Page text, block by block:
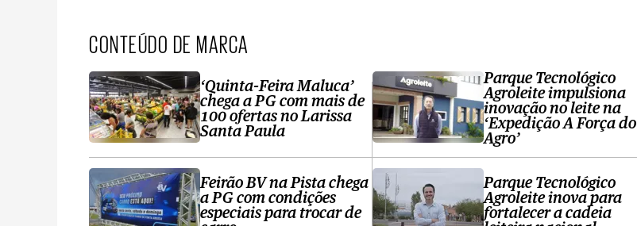
CONTEÚDO DE MARCA
‘Quinta-Feira Maluca’
chega a PG com mais de
100 ofertas no Larissa
Santa Paula
Feirão BV na Pista chega
a PG com condições
especiais para trocar de
Parque Tecnológico
Agroleite impulsiona
inovação no leite na
‘Expedição A Força do
Agro’
Parque Tecnológico
Agroleite inova para
fortalecer a cadeia